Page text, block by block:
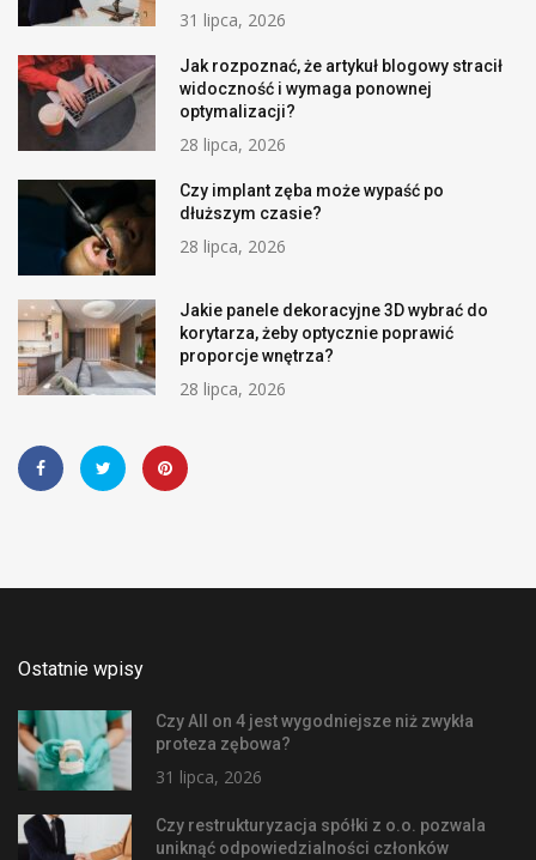
31 lipca, 2026
Jak rozpoznać, że artykuł blogowy stracił
widoczność i wymaga ponownej
optymalizacji?
28 lipca, 2026
Czy implant zęba może wypaść po
dłuższym czasie?
28 lipca, 2026
Jakie panele dekoracyjne 3D wybrać do
korytarza, żeby optycznie poprawić
proporcje wnętrza?
28 lipca, 2026
Ostatnie wpisy
Czy All on 4 jest wygodniejsze niż zwykła
proteza zębowa?
31 lipca, 2026
Czy restrukturyzacja spółki z o.o. pozwala
uniknąć odpowiedzialności członków